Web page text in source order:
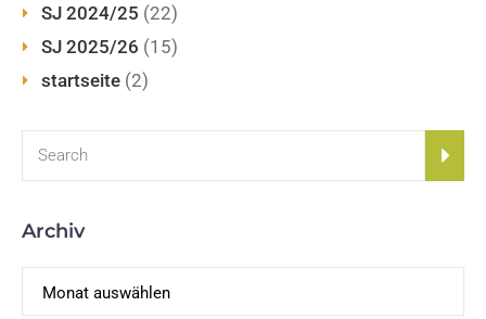
SJ 2024/25 (22)
SJ 2025/26 (15)
startseite (2)
Archiv